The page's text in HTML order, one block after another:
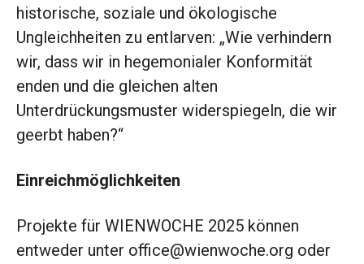
historische, soziale und ökologische
Ungleichheiten zu entlarven: „Wie verhindern
wir, dass wir in hegemonialer Konformität
enden und die gleichen alten
Unterdrückungsmuster widerspiegeln, die wir
geerbt haben?“
Einreichmöglichkeiten
Projekte für WIENWOCHE 2025 können
entweder unter office@wienwoche.org oder